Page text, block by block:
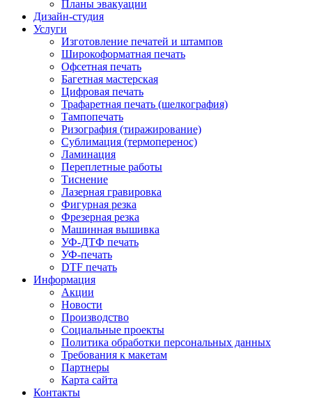
Планы эвакуации
Дизайн-студия
Услуги
Изготовление печатей и штампов
Широкоформатная печать
Офсетная печать
Багетная мастерская
Цифровая печать
Трафаретная печать (шелкография)
Тампопечать
Ризография (тиражирование)
Сублимация (термоперенос)
Ламинация
Переплетные работы
Тиснение
Лазерная гравировка
Фигурная резка
Фрезерная резка
Машинная вышивка
УФ-ДТФ печать
УФ-печать
DTF печать
Информация
Акции
Новости
Производство
Социальные проекты
Политика обработки персональных данных
Требования к макетам
Партнеры
Карта сайта
Контакты